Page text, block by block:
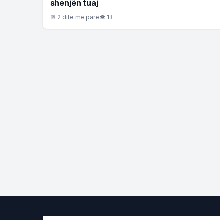
shenjën tuaj
📅 2 ditë më parë👁 18